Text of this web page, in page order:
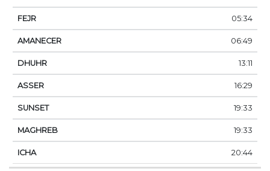
05:34
06:49
13:11
16:29
19:33
19:33
20:44